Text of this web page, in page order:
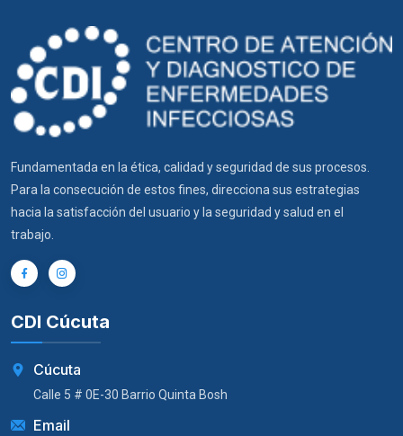
Fundamentada en la ética, calidad y seguridad de sus procesos.
Para la consecución de estos fines, direcciona sus estrategias
hacia la satisfacción del usuario y la seguridad y salud en el
trabajo.
CDI Cúcuta
Cúcuta
Calle 5 # 0E-30 Barrio Quinta Bosh
Email